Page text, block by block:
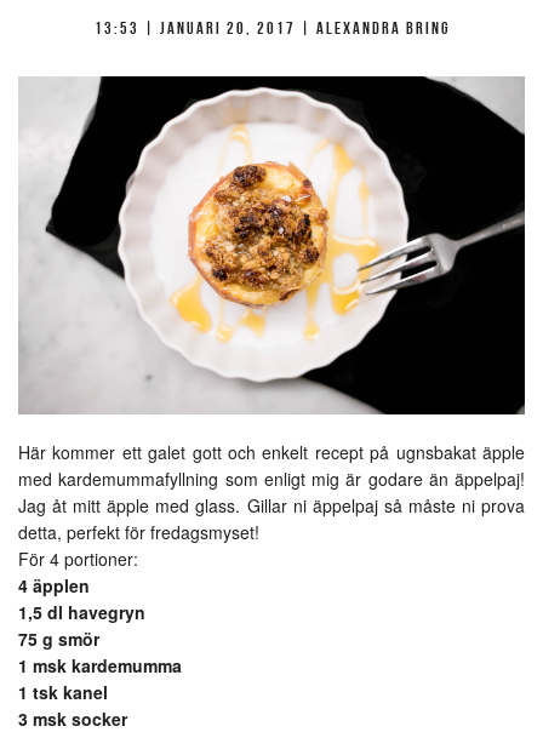
13:53 | januari 20, 2017 | Alexandra Bring
Här kommer ett galet gott och enkelt recept på ugnsbakat äpple
med kardemummafyllning som enligt mig är godare än äppelpaj!
Jag åt mitt äpple med glass. Gillar ni äppelpaj så måste ni prova
detta, perfekt för fredagsmyset!
För 4 portioner:
4 äpplen
1,5 dl havegryn
75 g smör
1 msk kardemumma
1 tsk kanel
3 msk socker